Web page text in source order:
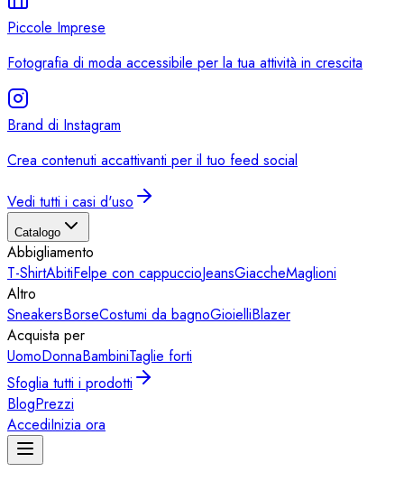
Piccole Imprese
Fotografia di moda accessibile per la tua attività in crescita
Brand di Instagram
Crea contenuti accattivanti per il tuo feed social
Vedi tutti i casi d'uso
Catalogo
Abbigliamento
T-ShirtAbitiFelpe con cappuccioJeansGiaccheMaglioni
Altro
SneakersBorseCostumi da bagnoGioielliBlazer
Acquista per
UomoDonnaBambiniTaglie forti
Sfoglia tutti i prodotti
BlogPrezzi
AccediInizia ora